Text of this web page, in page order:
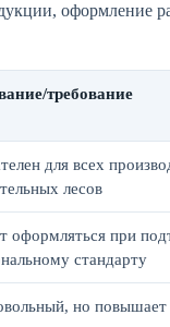
оформление
требование
для всех
лесов
оформляться при
стандарту
но повышает